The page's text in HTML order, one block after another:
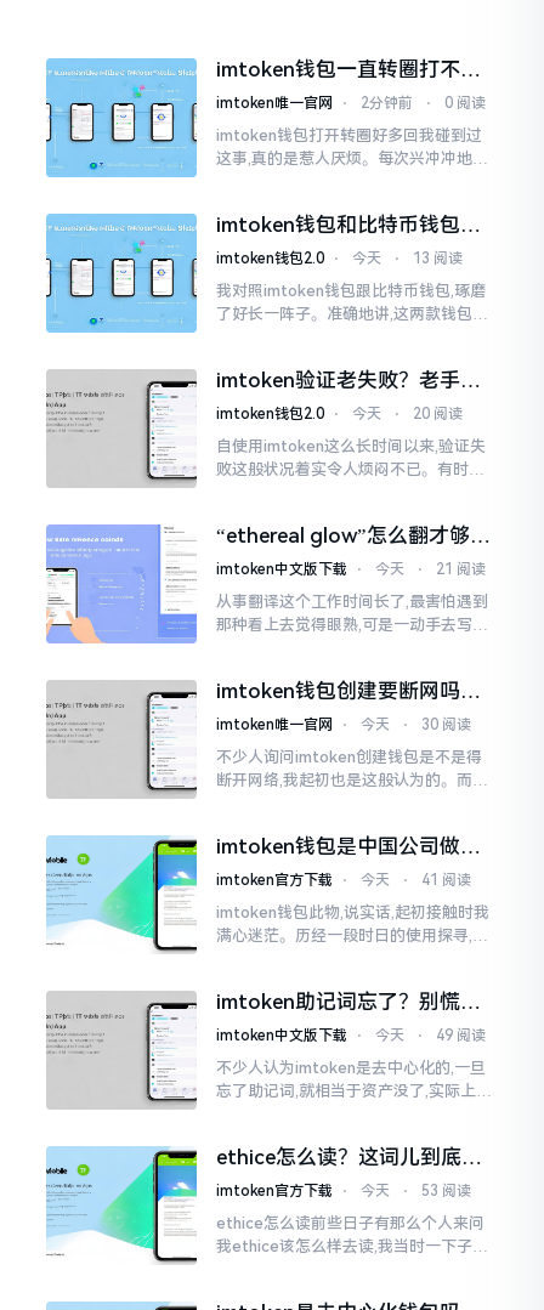
imtoken钱包一直转圈打不开
解决办法分享
imtoken唯一官网 ⋅ 2分钟前 ⋅ 0 阅读
imtoken钱包打开转圈好多回我碰到过
这事,真的是惹人厌烦。每次兴冲冲地开
大家说法不尽相同
imtoken钱包和比特币钱包，
谁更安全？老玩家来聊聊
imtoken钱包2.0 ⋅ 今天 ⋅ 13 阅读
我对照imtoken钱包跟比特币钱包,琢磨
了好长一阵子。准确地讲,这两款钱包我
挺美观
imtoken验证老失败？老手教
你几招搞定
imtoken钱包2.0 ⋅ 今天 ⋅ 20 阅读
自使用imtoken这么长时间以来,验证失
败这般状况着实令人烦闷不已。有时急
至极点。
“ethereal glow”怎么翻才够味
儿？翻译圈老油条的私房话
imtoken中文版下载 ⋅ 今天 ⋅ 21 阅读
从事翻译这个工作时间长了,最害怕遇到
那种看上去觉得眼熟,可是一动手去写就
imtoken钱包创建要断网吗？
老玩家说说真实情况
imtoken唯一官网 ⋅ 今天 ⋅ 30 阅读
不少人询问imtoken创建钱包是不是得
断开网络,我起初也是这般认为的。而后
人攻击
imtoken钱包是中国公司做的
吗？一文说清楚
imtoken官方下载 ⋅ 今天 ⋅ 41 阅读
imtoken钱包此物,说实话,起初接触时我
满心迷茫。历经一段时日的使用探寻,我
李鹏
imtoken助记词忘了？别慌，
这招能救你
imtoken中文版下载 ⋅ 今天 ⋅ 49 阅读
不少人认为imtoken是去中心化的,一旦
忘了助记词,就相当于资产没了,实际上这
于网络连接状态
ethice怎么读？这词儿到底念
啥，别搞错了
imtoken官方下载 ⋅ 今天 ⋅ 53 阅读
ethice怎么读前些日子有那么个人来问
我ethice该怎么样去读,我当时一下子就